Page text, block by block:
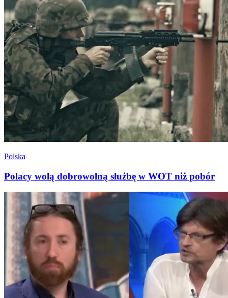
Polska
Polacy wolą dobrowolną służbę w WOT niż pobór